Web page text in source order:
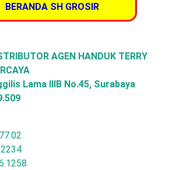
BERANDA SH GROSIR
AGEN HANDUK TERRY
Lama IIIB No.45, Surabaya